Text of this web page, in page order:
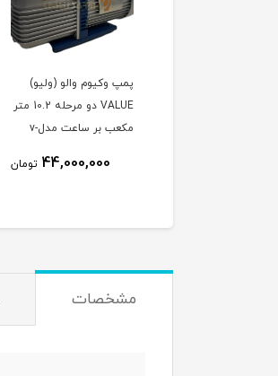
پمپ وکیوم والو (ولیو)
VALUE دو مرحله 10.2 متر
مکعب بر ساعت مدلv-
وکیوم + بوبین
44,000,000 تومان
مشخصات